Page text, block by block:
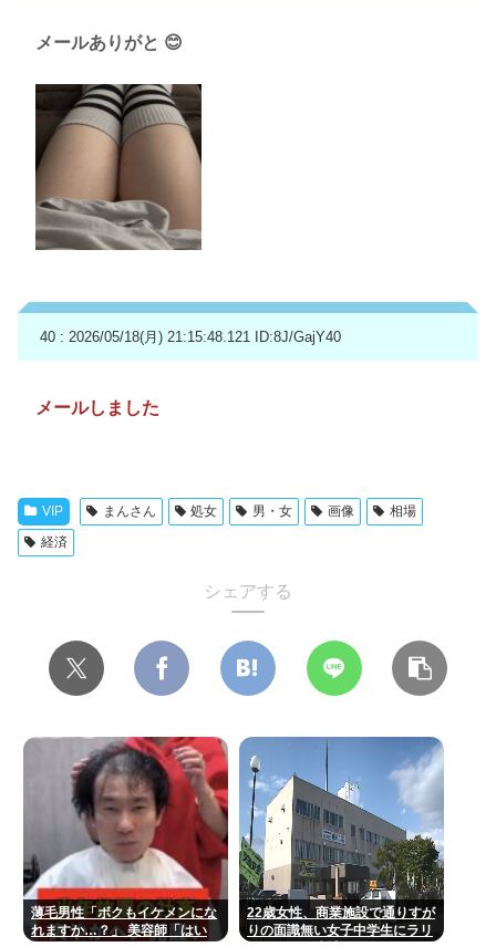
メールありがと 😊
40 : 2026/05/18(月) 21:15:48.121 ID:8J/GajY40
メールしました
VIP まんさん 処女 男・女 画像
相場
経済
シェアする
薄毛男性「ボクもイケメンにな
れますか…？」 美容師「はい
22歳女性、商業施設で通りすが
りの面識無い女子中学生にラリ